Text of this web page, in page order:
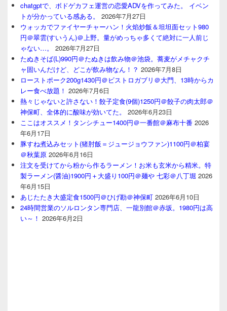
chatgptで、ボドゲカフェ運営の恋愛ADVを作ってみた。 イベン
トが分かっている感ある。
2026年7月27日
ウォッカでファイヤーチャーハン！火焰炒飯＆坦坦面セット980
円＠翠雲(すいうん)＠上野。量がめっちゃ多くて絶対に一人前じ
ゃない…。
2026年7月27日
たぬきそば(L)990円＠たぬきは飲み物＠池袋。蕎麦がメチャクチ
ャ固いんだけど、どこが飲み物なん！？ 2026年7月8日
ローストポーク200g1430円＠ビストロガブリ＠大門、13時からカ
レー食べ放題！ 2026年7月6日
熱々じゃないと許さない！餃子定食(9個)1250円＠餃子の肉太郎＠
神保町、全体的に酸味が効いてた。
2026年6月23日
ここはオススメ！タンシチュー1400円＠一番館＠麻布十番 2026
年6月17日
豚すね煮込みセット(猪肘飯＝ジュージョウファン)1100円＠柏宴
＠秋葉原 2026年6月16日
注文を受けてから粉から作るラーメン！お米も玄米から精米。特
製ラーメン(醤油)1900円＋大盛り100円＠麺や 七彩＠八丁堀 2026
年6月15日
あじたたき大盛定食1500円＠ひげ勘＠神保町 2026年6月10日
24時間営業のソルロンタン専門店、一龍別館＠赤坂。1980円は高
い～！ 2026年6月2日